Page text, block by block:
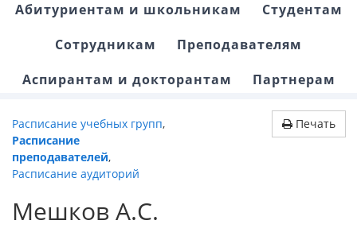
Абитуриентам и школьникам
Студентам
Сотрудникам
Преподавателям
Аспирантам и докторантам
Партнерам
Расписание учебных групп,
Расписание
преподавателей,
Расписание аудиторий
Печать
Мешков А.С.